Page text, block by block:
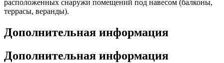
расположенных снаружи помещений под навесом (балконы,
террасы, веранды).
Дополнительная информация
Дополнительная информация